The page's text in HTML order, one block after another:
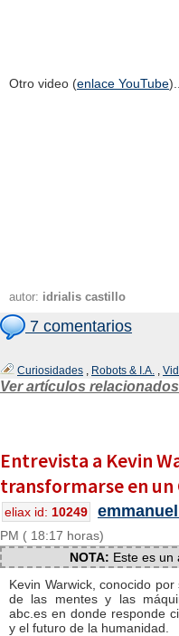
Otro video (enlace YouTube)...
autor: idrialis castillo
7 comentarios
Curiosidades , Robots & I.A. ,
Ver artículos
Entrevista a Kevin
transformarse en un
eliax id: 10249
PM ( 18:17 horas)
NOTA: Este es un
Kevin Warwick, conocido
de las mentes y las
abc.es en donde responde
y el futuro de la humanidad.